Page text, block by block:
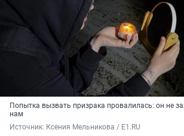
Попытка вызвать призрака провалилась: он не
нам
Источник: Ксения Мельникова / E1.RU